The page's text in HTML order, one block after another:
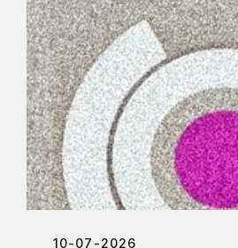
10-07-2026